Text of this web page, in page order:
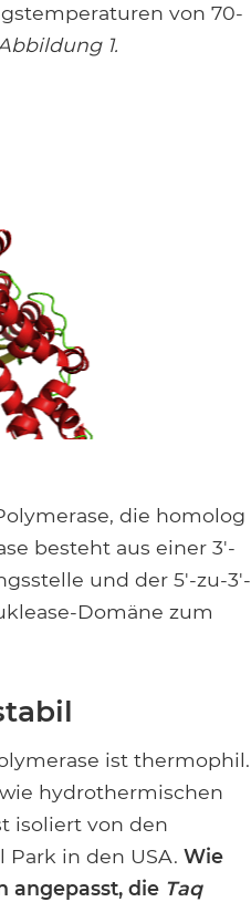
von 70-
1.
die homolog
besteht aus einer 3'-
und der 5'-zu-3'-
Domäne zum
ist thermophil.
hydrothermischen
isoliert von den
in den USA. Wie
angepasst, die Taq